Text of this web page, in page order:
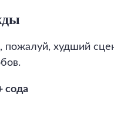
пожалуй, худший
сода